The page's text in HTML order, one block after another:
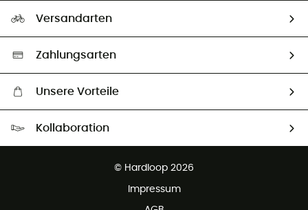
Vertrag widerrufen
Unsere Botschafter
Auswahl an nachhaltigen Produkten
Versandarten
Zahlungsarten
Unsere Vorteile
Kollaboration
© Hardloop 2026
Impressum